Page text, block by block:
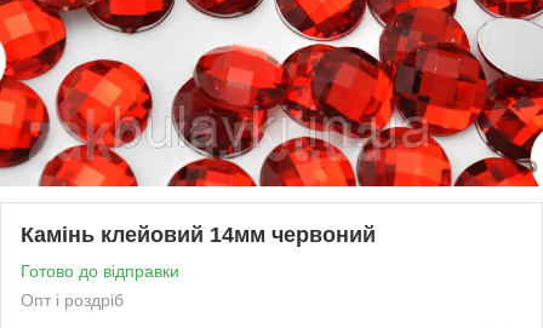
Камінь клейовий 14мм червоний
Готово до відправки
Опт і роздріб